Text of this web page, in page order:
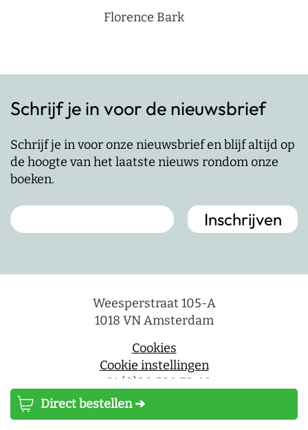
Direct bestellen ➔
Florence Bark
Schrijf je in voor de nieuwsbrief
Schrijf je in voor onze nieuwsbrief en blijf altijd op
de hoogte van het laatste nieuws rondom onze
boeken.
Weesperstraat 105-A
1018 VN Amsterdam
Cookies
Cookie instellingen
+ 31 (0)20 530 73 40
info@lsuitgeverij.nl